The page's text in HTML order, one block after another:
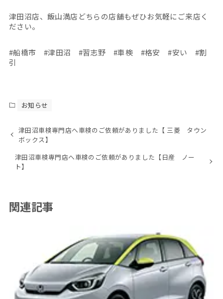
津田沼店、飯山満店どちらの店舗もぜひお気軽にご来店く
ださい。
#船橋市 #津田沼 #習志野 #車検 #格安 #安い #割
引
お知らせ
津田沼車検専門店へ車検のご依頼がありました【 三菱 タウン
ボックス】
津田沼車検専門店へ車検のご依頼がありました【日産 ノー
ト】
関連記事